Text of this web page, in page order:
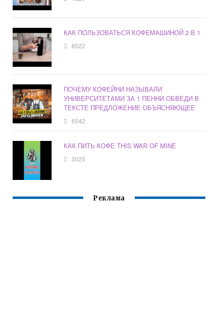
КАК ПОЛЬЗОВАТЬСЯ КОФЕМАШИНОЙ 2 В 1
8522
ПОЧЕМУ КОФЕЙНИ НАЗЫВАЛИ
УНИВЕРСИТЕТАМИ ЗА 1 ПЕННИ ОБВЕДИ В
ТЕКСТЕ ПРЕДЛОЖЕНИЕ ОБЪЯСНЯЮЩЕЕ
6542
КАК ПИТЬ КОФЕ THIS WAR OF MINE
3025
Реклама